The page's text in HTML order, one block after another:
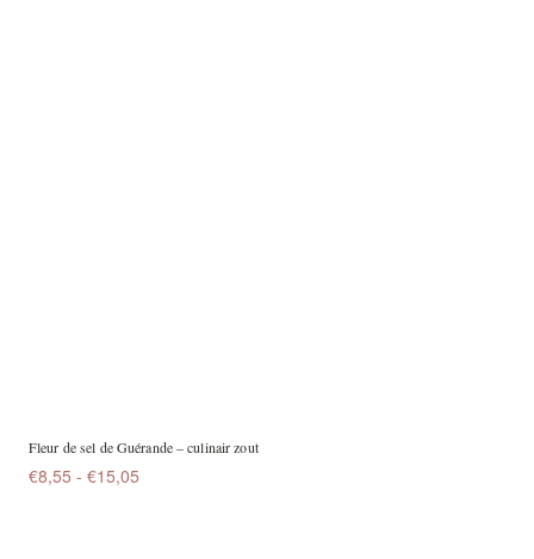
Fleur de sel de Guérande – culinair zout
€8,55 - €15,05